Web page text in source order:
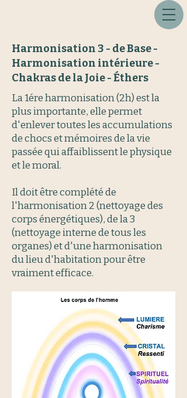
Harmonisation 3 - de Base -
Harmonisation intérieure -
Chakras de la Joie - Éthers
La 1ére harmonisation (2h) est la
plus importante, elle permet
d'enlever toutes les accumulations
de chocs et mémoires de la vie
passée qui affaiblissent le physique
et le moral.
Il doit être complété de
l'harmonisation 2 (nettoyage des
corps énergétiques), de la 3
(nettoyage interne de tous les
organes) et d'une harmonisation
du lieu d'habitation pour être
vraiment efficace.